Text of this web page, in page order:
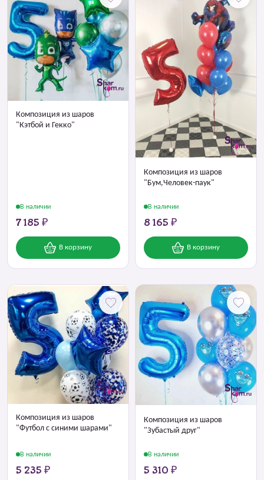
Композиция из шаров
"Кэтбой и Гекко"
В наличии
7 185 ₽
В корзину
Композиция из шаров
"Бум,Человек-паук"
В наличии
8 165 ₽
В корзину
Композиция из шаров
"Футбол с синими шарами"
В наличии
5 235 ₽
Композиция из шаров
"Зубастый друг"
В наличии
5 310 ₽